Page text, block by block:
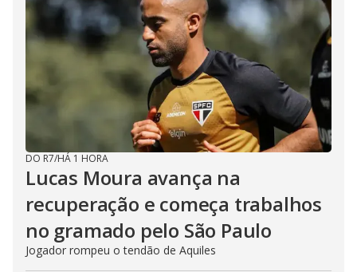
DO R7/HÁ 1 HORA
Lucas Moura avança na
recuperação e começa trabalhos
no gramado pelo São Paulo
Jogador rompeu o tendão de Aquiles